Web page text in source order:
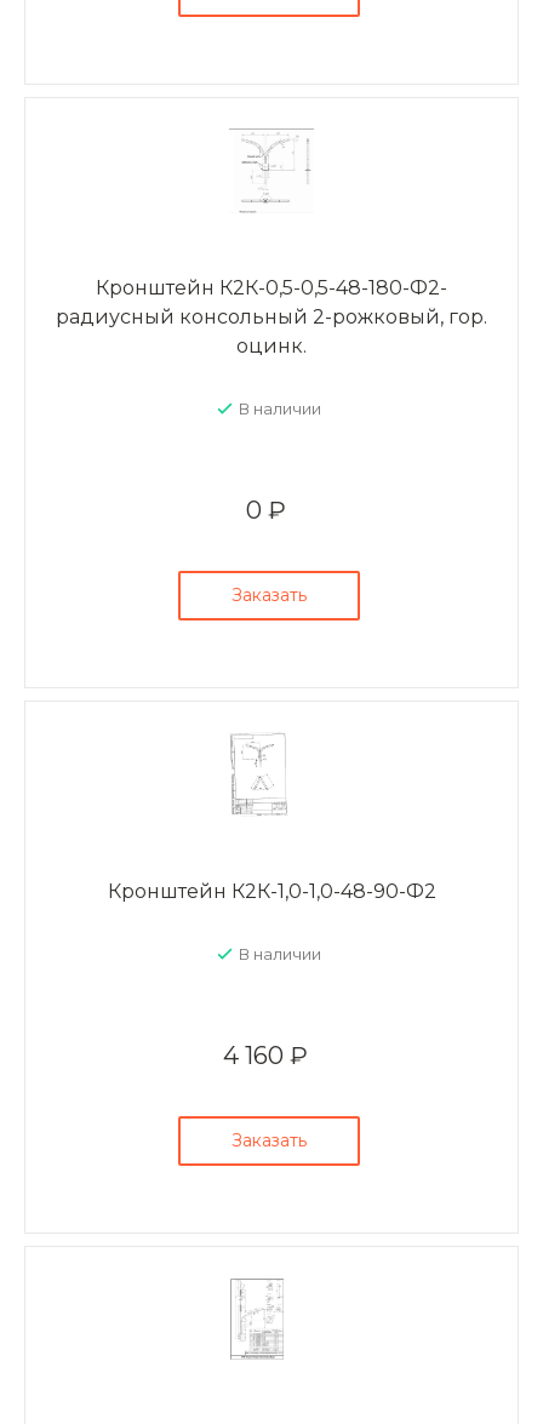
Кронштейн К2К-0,5-0,5-48-180-Ф2-
радиусный консольный 2-рожковый, гор.
оцинк.
В наличии
0 ₽
Заказать
Кронштейн К2К-1,0-1,0-48-90-Ф2
В наличии
4 160 ₽
Заказать